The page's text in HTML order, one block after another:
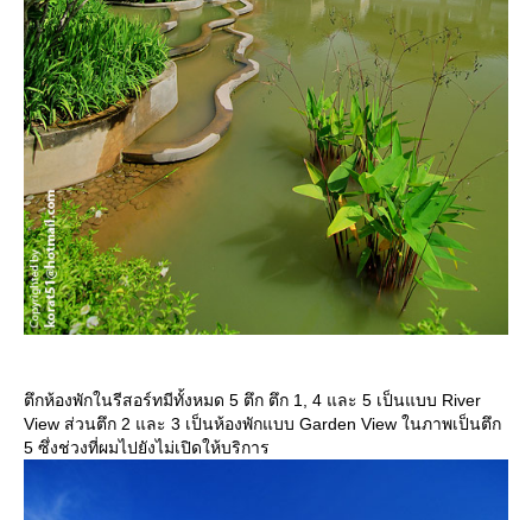
ตึกห้องพักในรีสอร์ทมีทั้งหมด 5 ตึก ตึก 1, 4 และ 5 เป็นแบบ River
View ส่วนตึก 2 และ 3 เป็นห้องพักแบบ Garden View ในภาพเป็นตึก
5 ซึ่งช่วงที่ผมไปยังไม่เปิดให้บริการ